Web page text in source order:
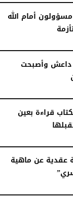
أمام الله
داعش وأصبحت
قراءة بعين
عقدية عن ماهية